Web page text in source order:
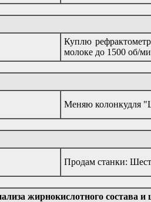
Куплю
молоке до 1500 об/
Меняю колонкудля
Продам станки:
жирнокислотного состава и